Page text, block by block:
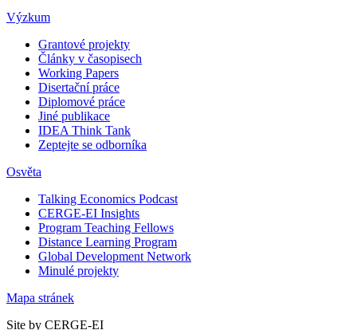
Výzkum
Grantové projekty
Články v časopisech
Working Papers
Disertační práce
Diplomové práce
Jiné publikace
IDEA Think Tank
Zeptejte se odborníka
Osvěta
Talking Economics Podcast
CERGE-EI Insights
Program Teaching Fellows
Distance Learning Program
Global Development Network
Minulé projekty
Mapa stránek
Site by CERGE-EI